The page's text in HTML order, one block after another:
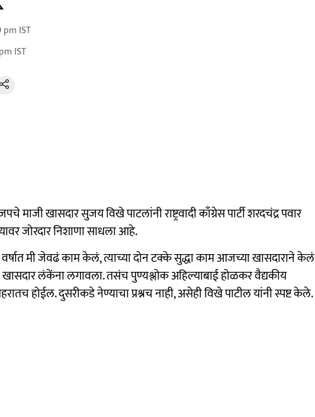
pm IST
IST
माजी खासदार सुजय विखे पाटलांनी राष्ट्रवादी काँग्रेस पार्टी शरदचंद्र पवार
जोरदार निशाणा साधला आहे.
वर्षात मी जेवढं काम केलं, त्याच्या दोन टक्के सुद्धा काम आजच्या खासदाराने केलं
खासदार लंकेंना लगावला. तसंच पुण्यश्लोक अहिल्याबाई होळकर वैद्यकीय
होईल. दुसरीकडे नेण्याचा प्रश्नच नाही, असेही विखे पाटील यांनी स्पष्ट केले.